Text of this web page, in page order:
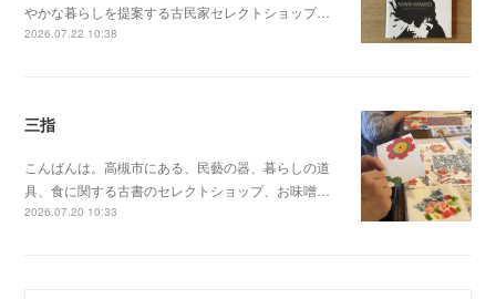
やかな暮らしを提案する古民家セレクトショップ…
2026.07.22 10:38
三指
こんばんは。高槻市にある、民藝の器、暮らしの道
具、食に関する古書のセレクトショップ、お味噌…
2026.07.20 10:33